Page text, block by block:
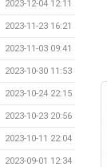
2023-12-04 12:11
2023-11-23 16:21
2023-11-03 09:41
2023-10-30 11:53
2023-10-24 22:15
2023-10-23 20:56
2023-10-11 22:04
2023-09-01 12:34